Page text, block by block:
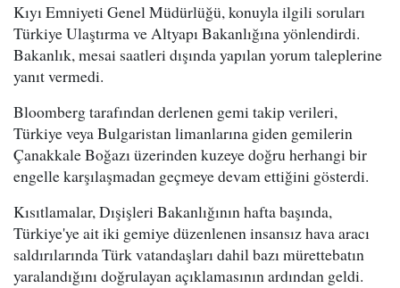
Kıyı Emniyeti Genel Müdürlüğü, konuyla ilgili soruları
Türkiye Ulaştırma ve Altyapı Bakanlığına yönlendirdi.
Bakanlık, mesai saatleri dışında yapılan yorum taleplerine
yanıt vermedi.
Bloomberg tarafından derlenen gemi takip verileri,
Türkiye veya Bulgaristan limanlarına giden gemilerin
Çanakkale Boğazı üzerinden kuzeye doğru herhangi bir
engelle karşılaşmadan geçmeye devam ettiğini gösterdi.
Kısıtlamalar, Dışişleri Bakanlığının hafta başında,
Türkiye'ye ait iki gemiye düzenlenen insansız hava aracı
saldırılarında Türk vatandaşları dahil bazı mürettebatın
yaralandığını doğrulayan açıklamasının ardından geldi.